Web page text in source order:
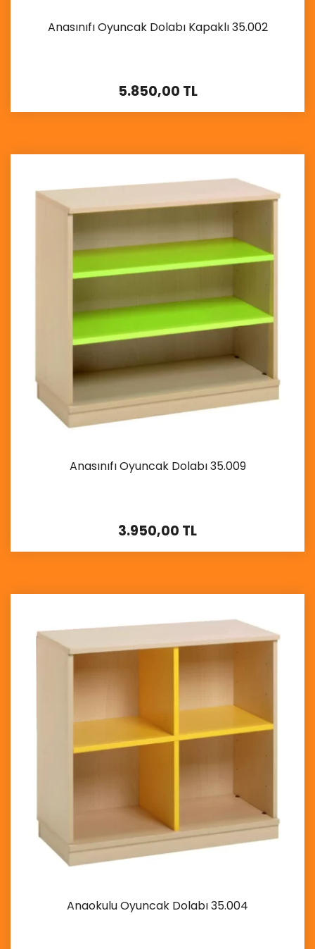
Anasınıfı Oyuncak Dolabı Kapaklı 35.002
5.850,00 TL
İncele
Anasınıfı Oyuncak Dolabı 35.009
3.950,00 TL
İncele
Anaokulu Oyuncak Dolabı 35.004